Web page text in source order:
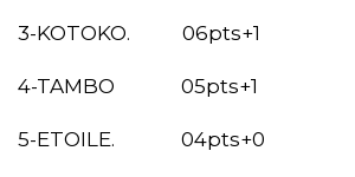
3-KOTOKO. 06pts+1
4-TAMBO 05pts+1
5-ETOILE. 04pts+0